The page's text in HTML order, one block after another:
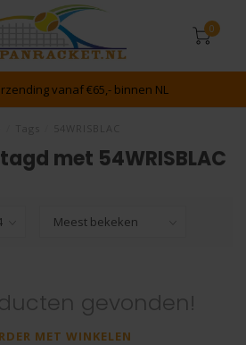
0
vanaf €65,- binnen NL
met 54WRISBLAC
gevonden!
MET WINKELEN